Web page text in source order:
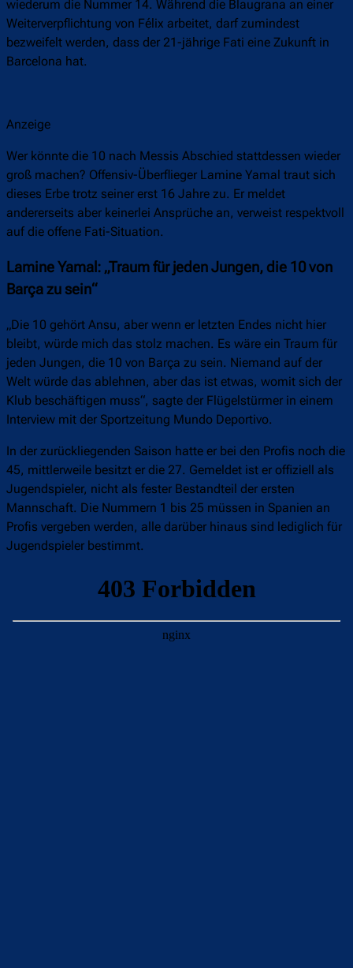
wiederum die Nummer 14. Während die Blaugrana an einer
Weiterverpflichtung von Félix arbeitet, darf zumindest
bezweifelt werden, dass der 21-jährige Fati eine Zukunft in
Barcelona hat.
Anzeige
Wer könnte die 10 nach Messis Abschied stattdessen wieder
groß machen? Offensiv-Überflieger Lamine Yamal traut sich
dieses Erbe trotz seiner erst 16 Jahre zu. Er meldet
andererseits aber keinerlei Ansprüche an, verweist respektvoll
auf die offene Fati-Situation.
Lamine Yamal: „Traum für jeden Jungen, die 10 von
Barça zu sein“
„Die 10 gehört Ansu, aber wenn er letzten Endes nicht hier
bleibt, würde mich das stolz machen. Es wäre ein Traum für
jeden Jungen, die 10 von Barça zu sein. Niemand auf der
Welt würde das ablehnen, aber das ist etwas, womit sich der
Klub beschäftigen muss“, sagte der Flügelstürmer in einem
Interview mit der Sportzeitung Mundo Deportivo.
In der zurückliegenden Saison hatte er bei den Profis noch die
45, mittlerweile besitzt er die 27. Gemeldet ist er offiziell als
Jugendspieler, nicht als fester Bestandteil der ersten
Mannschaft. Die Nummern 1 bis 25 müssen in Spanien an
Profis vergeben werden, alle darüber hinaus sind lediglich für
Jugendspieler bestimmt.